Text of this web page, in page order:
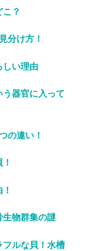
こ？
分け方！
しい理由
う器官に入って
の違い！
生物群集の謎
フルな貝！水槽